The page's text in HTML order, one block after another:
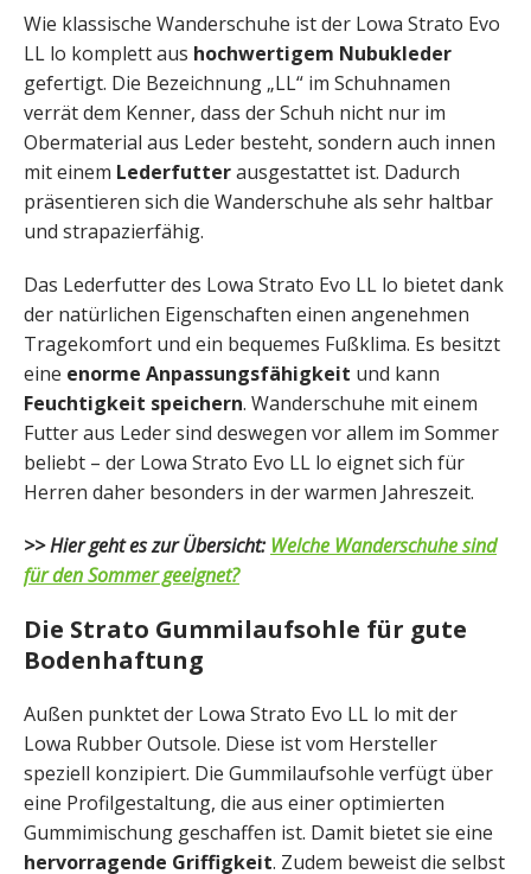
Wie klassische Wanderschuhe ist der Lowa Strato Evo
LL lo komplett aus hochwertigem Nubukleder
gefertigt. Die Bezeichnung „LL“ im Schuhnamen
verrät dem Kenner, dass der Schuh nicht nur im
Obermaterial aus Leder besteht, sondern auch innen
mit einem Lederfutterausgestattet ist. Dadurch
präsentieren sich die Wanderschuhe als sehr haltbar
und strapazierfähig.
Das Lederfutter des Lowa Strato Evo LL lo bietet dank
der natürlichen Eigenschaften einen angenehmen
Tragekomfort und ein bequemes Fußklima. Es besitzt
eine enorme Anpassungsfähigkeit und kann
Feuchtigkeit speichern. Wanderschuhe mit einem
Futter aus Leder sind deswegen vor allem im Sommer
beliebt – der Lowa Strato Evo LL lo eignet sich für
Herren daher besonders in der warmen Jahreszeit.
>> Hier geht es zur Übersicht:Welche Wanderschuhe sind
für den Sommer geeignet?
Die Strato Gummilaufsohle für gute
Bodenhaftung
Außen punktet der Lowa Strato Evo LL lo mit der
Lowa Rubber Outsole. Diese ist vom Hersteller
speziell konzipiert. Die Gummilaufsohle verfügt über
eine Profilgestaltung, die aus einer optimierten
Gummimischung geschaffen ist. Damit bietet sie eine
hervorragende Griffigkeit. Zudem beweist die selbst